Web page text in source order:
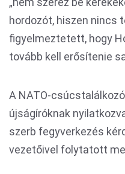
hordozót, hiszen nincs
figyelmeztetett, hogy
tovább kell erősítenie
A NATO-
újságíróknak
szerb fegyverkezés
vezetőivel folytatott